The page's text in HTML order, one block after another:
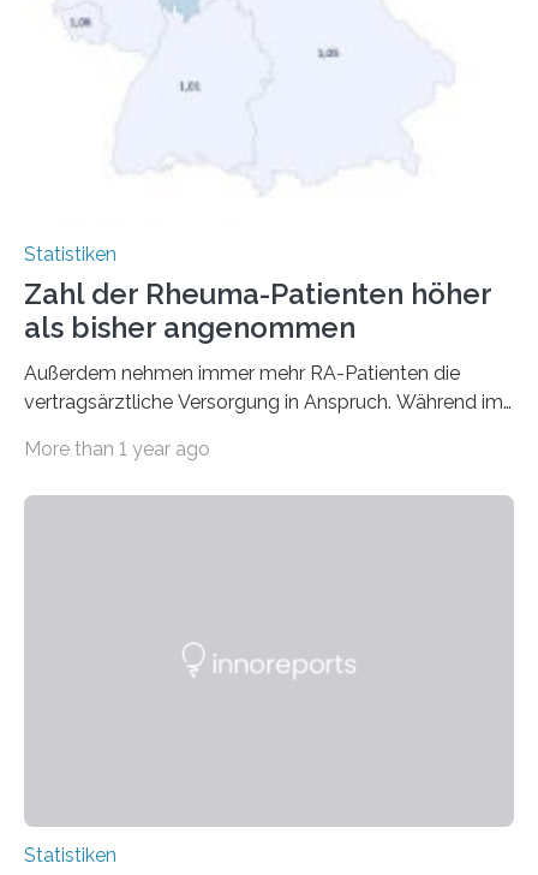
Statistiken
Zahl der Rheuma-Patienten höher
als bisher angenommen
Außerdem nehmen immer mehr RA-Patienten die
vertragsärztliche Versorgung in Anspruch. Während im
More than 1 year ago
Statistiken